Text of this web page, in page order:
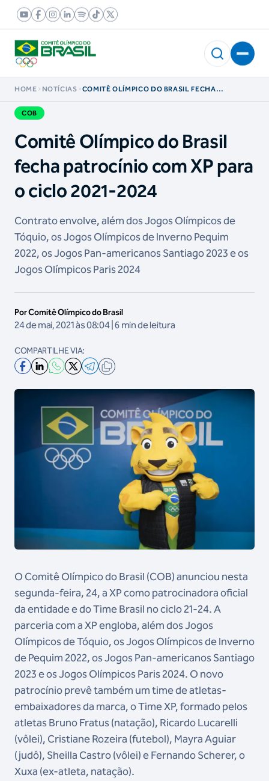
HOME NOTÍCIAS
COMITÊ OLÍMPICO DO BRASIL FECHA
COB
Comitê Olímpico do Brasil
fecha patrocínio com XP para
o ciclo 2021-2024
Contrato envolve, além dos Jogos Olímpicos de
Tóquio, os Jogos Olímpicos de Inverno Pequim
2022, os Jogos Pan-americanos Santiago 2023 e os
Jogos Olímpicos Paris 2024
Por Comitê Olímpico do Brasil
24 de mai, 2021 às 08:04 | 6 min de leitura
COMPARTILHE VIA:
O Comitê Olímpico do Brasil (COB) anunciou nesta
segunda-feira, 24, a XP como patrocinadora oficial
da entidade e do Time Brasil no ciclo 21-24. A
parceria com a XP engloba, além dos Jogos
Olímpicos de Tóquio, os Jogos Olímpicos de Inverno
de Pequim 2022, os Jogos Pan-americanos Santiago
2023 e os Jogos Olímpicos Paris 2024. O novo
patrocínio prevê também um time de atletas-
embaixadores da marca, o Time XP, formado pelos
atletas Bruno Fratus (natação), Ricardo Lucarelli
(vôlei), Cristiane Rozeira (futebol), Mayra Aguiar
(judô), Sheilla Castro (vôlei) e Fernando Scherer, o
Xuxa (ex-atleta, natação).